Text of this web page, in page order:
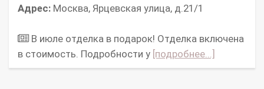
Адрес: Москва, Ярцевская улица, д.21/1
В июле отделка в подарок! Отделка включена
в стоимость. Подробности у [подробнее...]